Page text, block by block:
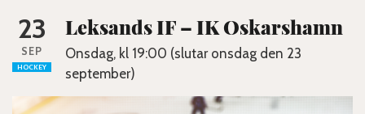
23
SEP
HOCKEY
Leksands IF – IK Oskarshamn
Onsdag, kl 19:00 (slutar onsdag den 23
september)